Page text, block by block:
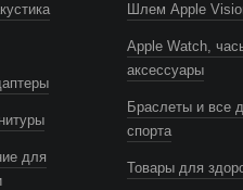
для
Шлем Apple
Apple Watch,
аксессуары
Браслеты и все
спорта
Товары для